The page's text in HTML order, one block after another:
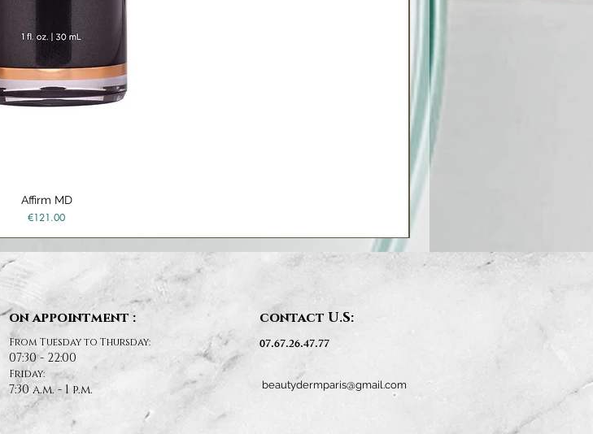
Quick View
Affirm MD
Price
€121.00
on appointment :
From Tuesday to Thursday:
07:30 - 22:00
Friday:
7:30 a.m. - 1 p.m.
contact U.S:
07.67.26.47.77
beautydermparis@gmail.com